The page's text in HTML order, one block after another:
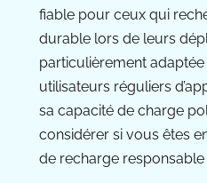
fiable pour ceux qui
durable lors de leurs
particulièrement
utilisateurs réguliers
sa capacité de charge
considérer si vous êtes
de recharge responsable